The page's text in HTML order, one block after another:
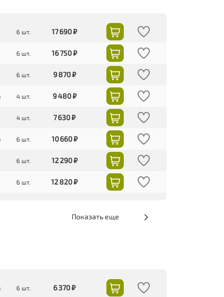
6 шт.
17 690 ₽
6 шт.
16 750 ₽
6 шт.
9 870 ₽
4 шт.
9 480 ₽
4 шт.
7 630 ₽
6 шт.
10 660 ₽
6 шт.
12 290 ₽
6 шт. 12 820 ₽
Показать еще
6 шт.
6 370 ₽